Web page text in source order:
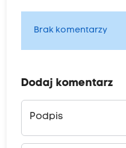
Brak komentarzy
Dodaj komentarz
Podpis